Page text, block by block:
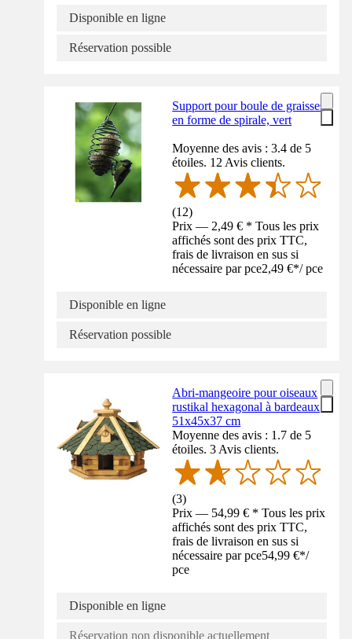
Disponible en ligne
Réservation possible
Support pour boule de graisses
en forme de spirale, vert
Moyenne des avis : 3.4 de 5
étoiles. 12 Avis clients.
(12)
Prix — 2,49 € * Tous les prix
affichés sont des prix TTC,
frais de livraison en sus si
nécessaire par pce2,49 €*/ pce
Disponible en ligne
Réservation possible
Abri-mangeoire pour oiseaux
rustikal hexagonal à bardeaux
51x45x37 cm
Moyenne des avis : 1.7 de 5
étoiles. 3 Avis clients.
(3)
Prix — 54,99 € * Tous les prix
affichés sont des prix TTC,
frais de livraison en sus si
nécessaire par pce54,99 €*/
pce
Disponible en ligne
Réservation non disponible actuellement